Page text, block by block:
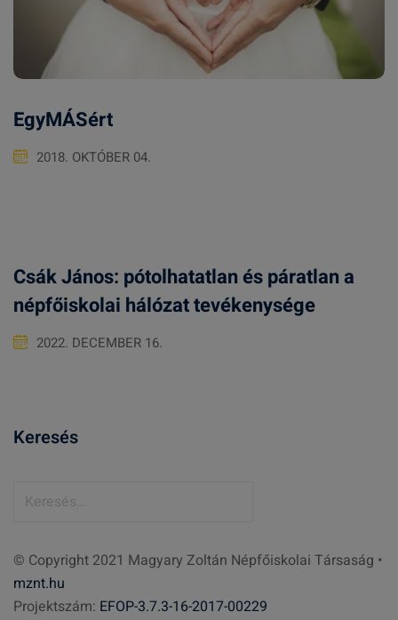
EgyMÁSért
2018. OKTÓBER 04.
Csák János: pótolhatatlan és páratlan a
népfőiskolai hálózat tevékenysége
2022. DECEMBER 16.
Keresés
e
s
é
© Copyright 2021 Magyary Zoltán Népfőiskolai Társaság •
mznt.hu
Projektszám: EFOP-3.7.3-16-2017-00229